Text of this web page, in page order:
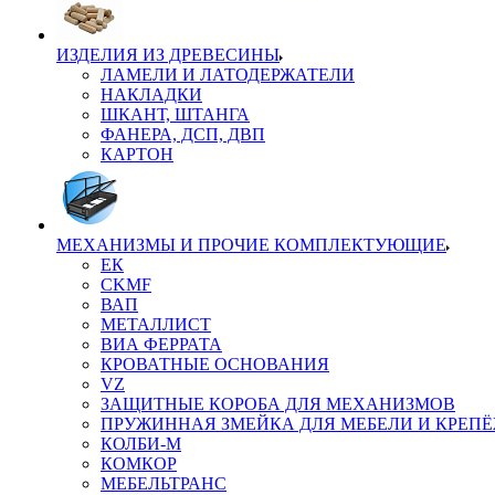
ИЗДЕЛИЯ ИЗ ДРЕВЕСИНЫ
ЛАМЕЛИ И ЛАТОДЕРЖАТЕЛИ
НАКЛАДКИ
ШКАНТ, ШТАНГА
ФАНЕРА, ДСП, ДВП
КАРТОН
МЕХАНИЗМЫ И ПРОЧИЕ КОМПЛЕКТУЮЩИЕ
ЕК
CKMF
ВАП
МЕТАЛЛИСТ
ВИА ФЕРРАТА
КРОВАТНЫЕ ОСНОВАНИЯ
VZ
ЗАЩИТНЫЕ КОРОБА ДЛЯ МЕХАНИЗМОВ
ПРУЖИННАЯ ЗМЕЙКА ДЛЯ МЕБЕЛИ И
КОЛБИ-М
КОМКОР
МЕБЕЛЬТРАНС